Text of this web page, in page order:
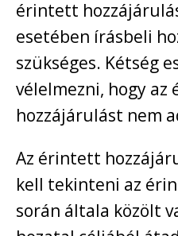
érintett
esetében írásbeli
szükséges. Kétség
vélelmezni, hogy az
hozzájárulást nem
Az érintett
kell tekinteni az
során általa közölt